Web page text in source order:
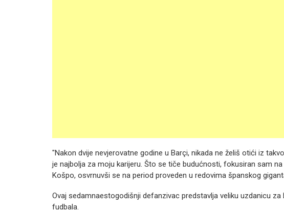
"Nakon dvije nevjerovatne godine u Barçi, nikada ne želiš otići iz
je najbolja za moju karijeru. Što se tiče budućnosti, fokusiran sam
Košpo, osvrnuvši se na period proveden u redovima španskog
Ovaj sedamnaestogodišnji defanzivac predstavlja veliku uzdanicu
fudbala.